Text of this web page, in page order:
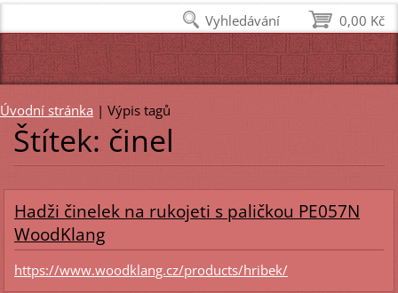
Úvodní stránka | Výpis tagů
Štítek: činel
Hadži činelek na rukojeti s paličkou PE057N
WoodKlang
https://www.woodklang.cz/products/hribek/
0,00 Kč
Vyhledávání